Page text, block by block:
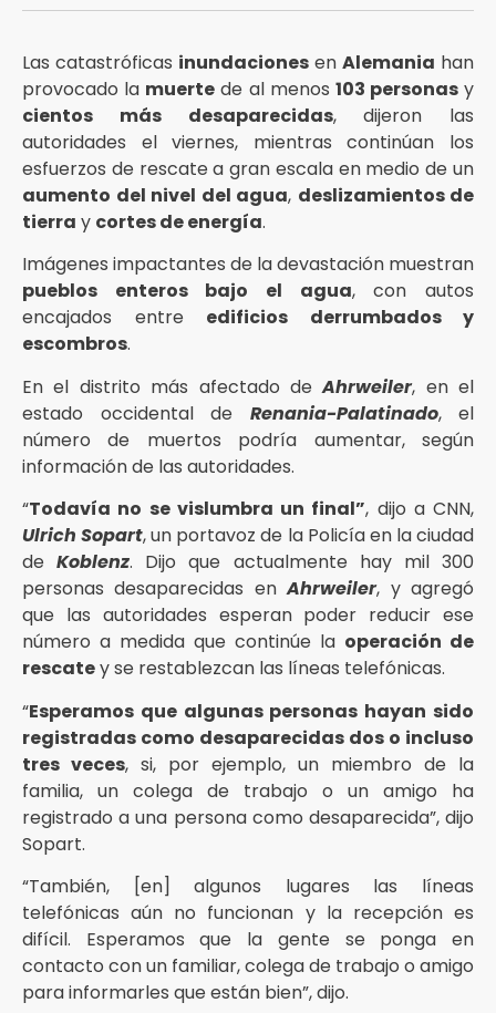
Las catastróficas inundaciones en Alemania han
provocado la muerte de al menos 103 personasy
cientos más desaparecidas, dijeron las
autoridades el viernes, mientras continúan los
esfuerzos de rescate a gran escala en medio de un
aumento del nivel del agua, deslizamientos de
tierra y cortes de energía.
Imágenes impactantes de la devastación muestran
pueblos enteros bajo el agua, con autos
encajados entre edificios derrumbados y
escombros.
En el distrito más afectado deAhrweiler, en el
estado occidental de Renania-Palatinado, el
número de muertos podría aumentar, según
información de las autoridades.
“Todavía no se vislumbra un final”, dijo a CNN,
Ulrich Sopart, un portavoz de la Policía en la ciudad
deKoblenz. Dijo que actualmente hay mil 300
personas desaparecidas enAhrweiler, y agregó
que las autoridades esperan poder reducir ese
número a medida que continúe la operación de
rescatey se restablezcan las líneas telefónicas.
“Esperamos que algunas personas hayan sido
registradas como desaparecidas dos o incluso
tres veces, si, por ejemplo, un miembro de la
familia, un colega de trabajo o un amigo ha
registrado a una persona como desaparecida”, dijo
Sopart.
“También, [en] algunos lugares las líneas
telefónicas aún no funcionan y la recepción es
difícil. Esperamos que la gente se ponga en
contacto con un familiar, colega de trabajo o amigo
para informarles que están bien”, dijo.